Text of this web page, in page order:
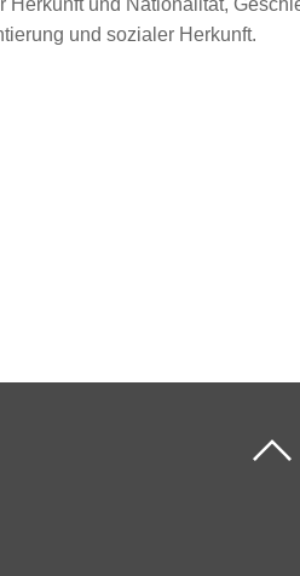
und Nationalität,
und sozialer Herkunft.